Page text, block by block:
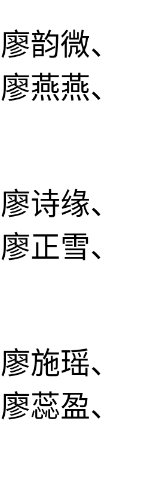
韵微、
燕燕、
诗缘、
正雪、
施瑶、
蕊盈、